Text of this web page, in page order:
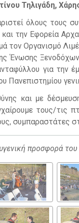
Τηλιγάδη,
όλους τους
την Εφορεία
τον Οργανισμό
Ένωσης
για την
Πανεπιστημίου
και με
τους/τις
συμπαραστάτες
προσφορά του